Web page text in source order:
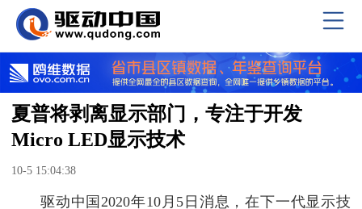
夏普将剥离显示部门，专注于开发
Micro LED显示技术
10-5 15:04:38
驱动中国2020年10月5日消息，在下一代显示技